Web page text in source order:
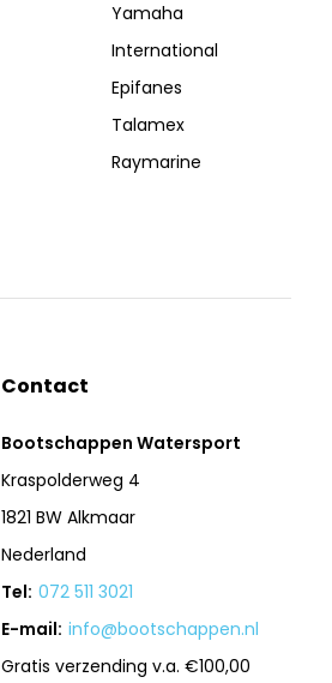
Yamaha
International
Epifanes
Talamex
Raymarine
Contact
Bootschappen Watersport
Kraspolderweg 4
1821 BW Alkmaar
Nederland
Tel: 072 511 3021
E-mail: info@bootschappen.nl
Gratis verzending v.a. €100,00